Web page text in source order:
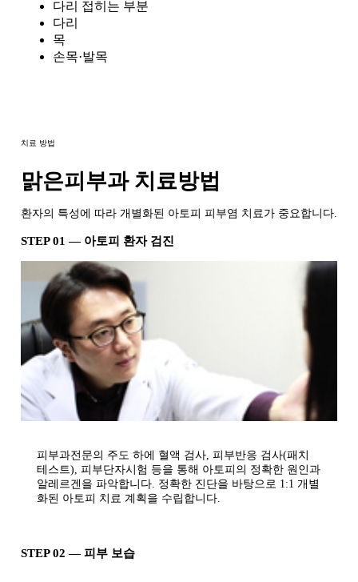
다리 접히는 부분
다리
목
손목·발목
치료 방법
맑은피부과 치료방법
환자의 특성에 따라 개별화된 아토피 피부염 치료가 중요합니다.
STEP 01 — 아토피 환자 검진
피부과전문의 주도 하에 혈액 검사, 피부반응 검사(패치
테스트), 피부단자시험 등을 통해 아토피의 정확한 원인과
알레르겐을 파악합니다. 정확한 진단을 바탕으로 1:1 개별
화된 아토피 치료 계획을 수립합니다.
STEP 02 — 피부 보습